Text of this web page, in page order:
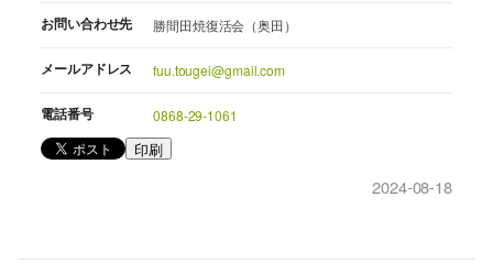
お問い合わせ先 勝間田焼復活会（奥田）
メールアドレス fuu.tougei@gmail.com
電話番号 0868-29-1061
印刷
2024-08-18